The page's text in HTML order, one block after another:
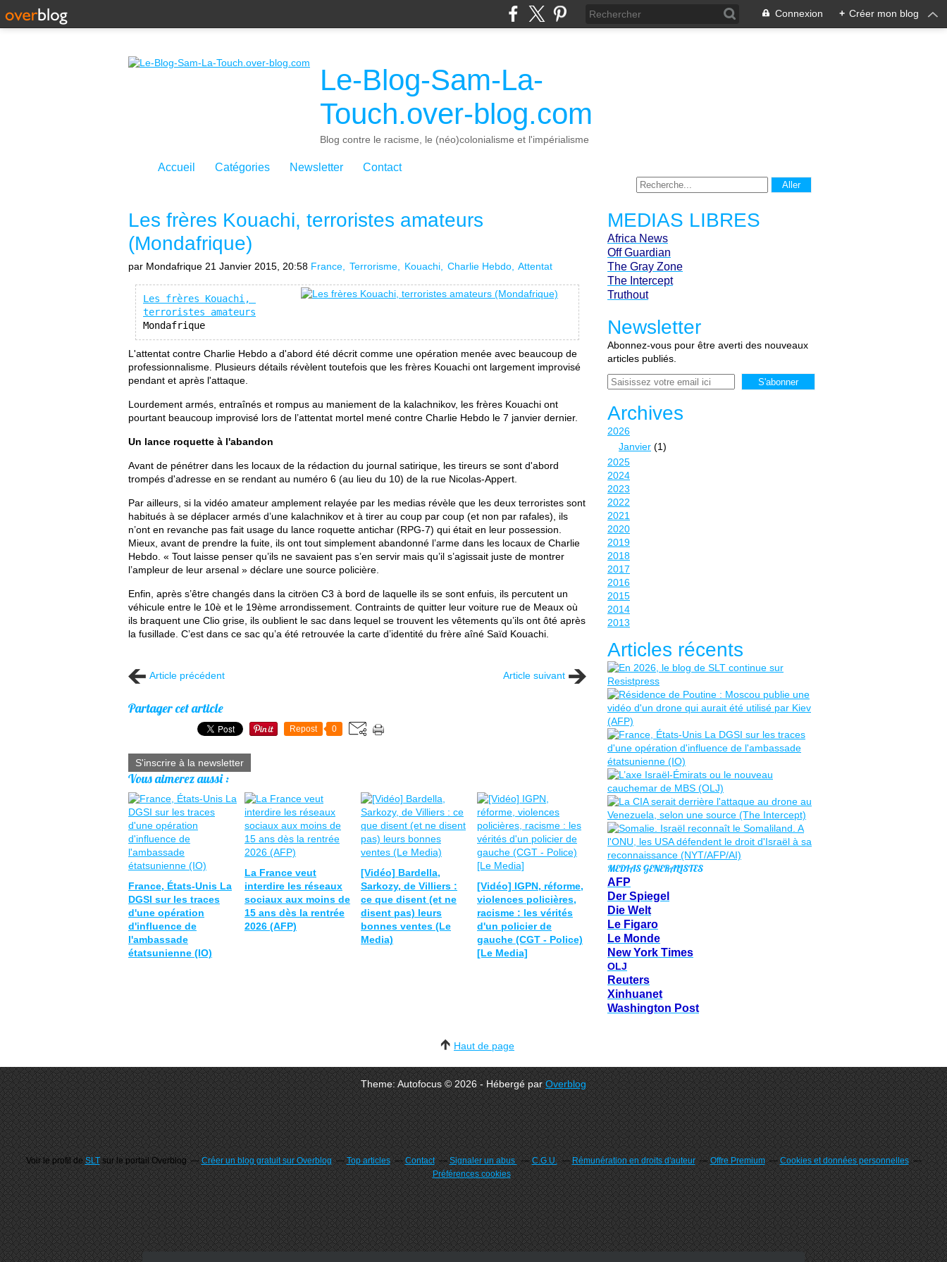
Connexion + Créer mon blog
Le-Blog-Sam-La-
Touch.over-blog.com
Blog contre le racisme, le (néo)colonialisme et l'impérialisme
Accueil Catégories Newsletter Contact
Les frères Kouachi, terroristes amateurs
(Mondafrique)
par Mondafrique 21 Janvier 2015, 20:58 France Terrorisme Kouachi Charlie Hebdo Attentat
Les frères Kouachi,
terroristes amateurs
Mondafrique
L'attentat contre Charlie Hebdo a d'abord été décrit comme une opération menée avec beaucoup de
professionnalisme. Plusieurs détails révèlent toutefois que les frères Kouachi ont largement improvisé
pendant et après l'attaque.
Lourdement armés, entraînés et rompus au maniement de la kalachnikov, les frères Kouachi ont
pourtant beaucoup improvisé lors de l’attentat mortel mené contre Charlie Hebdo le 7 janvier dernier.
Un lance roquette à l'abandon
Avant de pénétrer dans les locaux de la rédaction du journal satirique, les tireurs se sont d'abord
trompés d'adresse en se rendant au numéro 6 (au lieu du 10) de la rue Nicolas-Appert.
Par ailleurs, si la vidéo amateur amplement relayée par les medias révèle que les deux terroristes sont
habitués à se déplacer armés d’une kalachnikov et à tirer au coup par coup (et non par rafales), ils
n’ont en revanche pas fait usage du lance roquette antichar (RPG-7) qui était en leur possession.
Mieux, avant de prendre la fuite, ils ont tout simplement abandonné l’arme dans les locaux de Charlie
Hebdo. « Tout laisse penser qu’ils ne savaient pas s’en servir mais qu’il s’agissait juste de montrer
l’ampleur de leur arsenal » déclare une source policière.
Enfin, après s’être changés dans la citröen C3 à bord de laquelle ils se sont enfuis, ils percutent un
véhicule entre le 10è et le 19ème arrondissement. Contraints de quitter leur voiture rue de Meaux où
ils braquent une Clio grise, ils oublient le sac dans lequel se trouvent les vêtements qu’ils ont ôté après
la fusillade. C’est dans ce sac qu’a été retrouvée la carte d’identité du frère aîné Saïd Kouachi.
Article précédent Article suivant
Partager cet article
Repost 0
S'inscrire à la newsletter
Vous aimerez aussi :
France, États-Unis La
DGSI sur les traces
d'une opération
d'influence de
l'ambassade
étatsunienne (IO)
La France veut
interdire les réseaux
sociaux aux moins de
15 ans dès la rentrée
2026 (AFP)
[Vidéo] Bardella,
Sarkozy, de Villiers :
ce que disent (et ne
disent pas) leurs
bonnes ventes (Le
Media)
[Vidéo] IGPN, réforme,
violences policières,
racisme : les vérités
d'un policier de
gauche (CGT - Police)
[Le Media]
MEDIAS LIBRES
Africa News
Off Guardian
The Gray Zone
The Intercept
Truthout
Newsletter
Abonnez-vous pour être averti des nouveaux
articles publiés.
Email
Archives
2026
Janvier (1)
2025
2024
2023
2022
2021
2020
2019
2018
2017
2016
2015
2014
2013
Articles récents
MEDIAS GENERALISTES
AFP
Der Spiegel
Die Welt
Le Figaro
Le Monde
New York Times
OLJ
Reuters
Xinhuanet
Washington Post
Haut de page
Theme: Autofocus © 2026 - Hébergé parOverblog
Voir le profil deSLTsur le portail Overblog Créer un blog gratuit sur Overblog Top articles Contact Signaler un abus C.G.U. Rémunération en droits d'auteur Offre Premium
Cookies et données personnelles
Préférences cookies